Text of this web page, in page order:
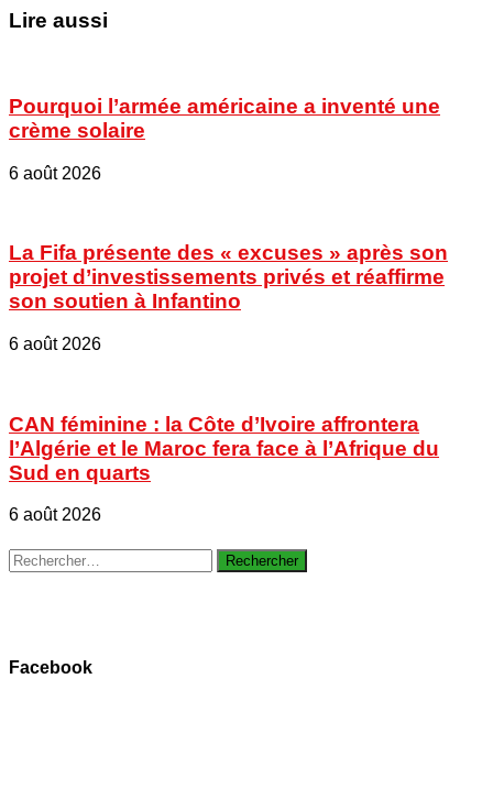
Lire aussi
Pourquoi l’armée américaine a inventé une
crème solaire
6 août 2026
La Fifa présente des « excuses » après son
projet d’investissements privés et réaffirme
son soutien à Infantino
6 août 2026
CAN féminine : la Côte d’Ivoire affrontera
l’Algérie et le Maroc fera face à l’Afrique du
Sud en quarts
6 août 2026
Rechercher :
Facebook